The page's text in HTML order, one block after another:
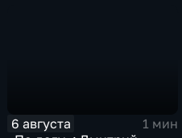
6 августа
1 мин